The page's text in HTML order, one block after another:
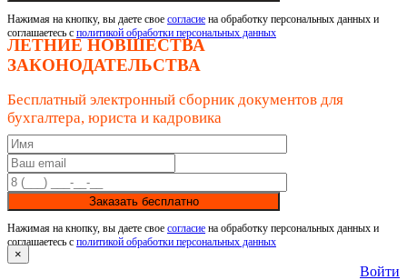
Нажимая на кнопку, вы даете свое согласие на обработку персональных данных и
соглашаетесь с политикой обработки персональных данных
ЛЕТНИЕ НОВШЕСТВА
ЗАКОНОДАТЕЛЬСТВА
Бесплатный электронный сборник документов для
бухгалтера, юриста и кадровика
Заказать бесплатно
Нажимая на кнопку, вы даете свое согласие на обработку персональных данных и
соглашаетесь с политикой обработки персональных данных
×
Войти